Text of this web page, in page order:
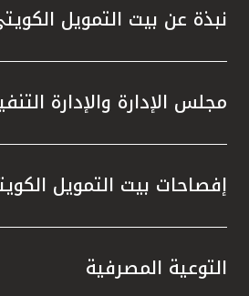
نبذة عن بيت التمويل
مجلس الإدارة والإدارة
إفصاحات بيت التمويل
التوعية المصرفية